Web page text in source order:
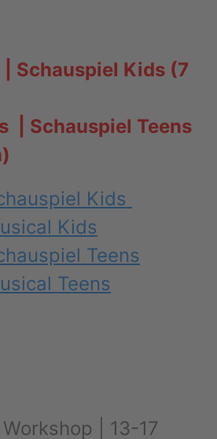
Schauspiel Kids (7
| Schauspiel Teens
Kids
Kids
Teens
Teens
| 13-17